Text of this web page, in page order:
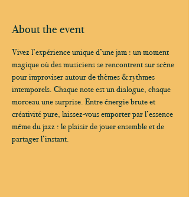
About the event
Vivez l’expérience unique d’une jam : un moment
magique où des musiciens se rencontrent sur scène
pour improviser autour de thèmes & rythmes
intemporels. Chaque note est un dialogue, chaque
morceau une surprise. Entre énergie brute et
créativité pure, laissez-vous emporter par l’essence
même du jazz : le plaisir de jouer ensemble et de
partager l’instant.